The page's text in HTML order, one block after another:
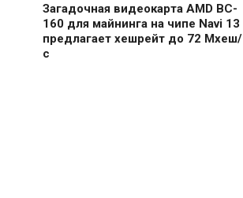
Загадочная видеокарта AMD BC-
160 для майнинга на чипе Navi 13
предлагает хешрейт до 72 Мхеш/
с